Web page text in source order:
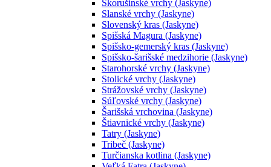
Skorušinské vrchy (Jaskyne)
Slanské vrchy (Jaskyne)
Slovenský kras (Jaskyne)
Spišská Magura (Jaskyne)
Spišsko-gemerský kras (Jaskyne)
Spišsko-šarišské medzihorie (Jaskyne)
Starohorské vrchy (Jaskyne)
Stolické vrchy (Jaskyne)
Strážovské vrchy (Jaskyne)
Súľovské vrchy (Jaskyne)
Šarišská vrchovina (Jaskyne)
Štiavnické vrchy (Jaskyne)
Tatry (Jaskyne)
Tribeč (Jaskyne)
Turčianska kotlina (Jaskyne)